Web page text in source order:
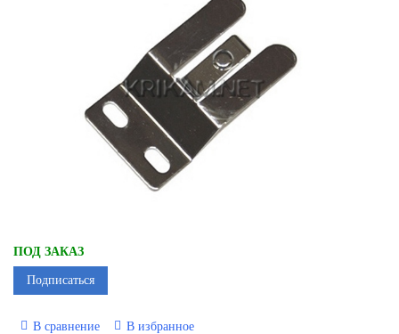
ПОД ЗАКАЗ
Подписаться
В сравнение В избранное